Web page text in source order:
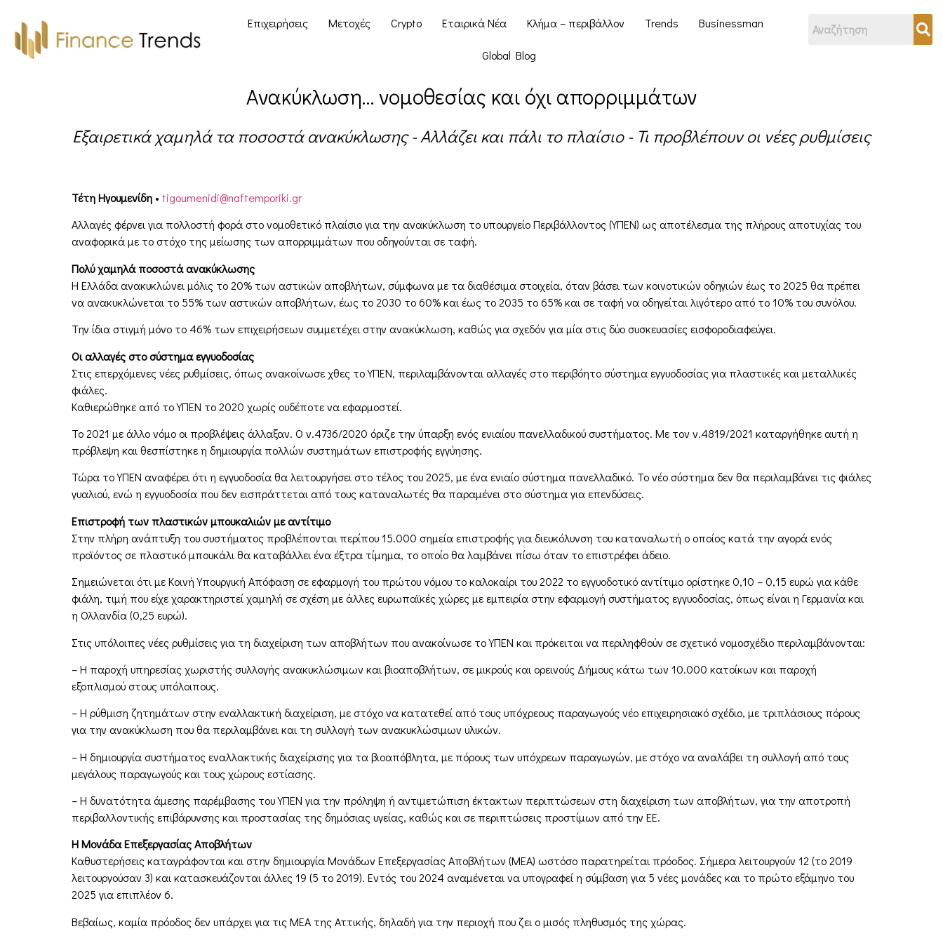
Επιχειρήσεις Μετοχές Crypto Εταιρικά Νέα Κλήμα – περιβάλλον Trends Businessman
Global Blog
Ανακύκλωση… νομοθεσίας και όχι απορριμμάτων
Εξαιρετικά χαμηλά τα ποσοστά ανακύκλωσης - Αλλάζει και πάλι το πλαίσιο - Τι προβλέπουν οι νέες ρυθμίσεις
Τέτη Ηγουμενίδη • tigoumenidi@naftemporiki.gr
Αλλαγές φέρνει για πολλοστή φορά στο νομοθετικό πλαίσιο για την ανακύκλωση το υπουργείο Περιβάλλοντος (ΥΠΕΝ) ως αποτέλεσμα της πλήρους αποτυχίας του
αναφορικά με το στόχο της μείωσης των απορριμμάτων που οδηγούνται σε ταφή.
Πολύ χαμηλά ποσοστά ανακύκλωσης
Η Ελλάδα ανακυκλώνει μόλις το 20% των αστικών αποβλήτων, σύμφωνα με τα διαθέσιμα στοιχεία, όταν βάσει των κοινοτικών οδηγιών έως το 2025 θα πρέπει
να ανακυκλώνεται το 55% των αστικών αποβλήτων, έως το 2030 το 60% και έως το 2035 το 65% και σε ταφή να οδηγείται λιγότερο από το 10% του συνόλου.
Την ίδια στιγμή μόνο το 46% των επιχειρήσεων συμμετέχει στην ανακύκλωση, καθώς για σχεδόν για μία στις δύο συσκευασίες εισφοροδιαφεύγει.
Οι αλλαγές στο σύστημα εγγυοδοσίας
Στις επερχόμενες νέες ρυθμίσεις, όπως ανακοίνωσε χθες το ΥΠΕΝ, περιλαμβάνονται αλλαγές στο περιβόητο σύστημα εγγυοδοσίας για πλαστικές και μεταλλικές
φιάλες.
Καθιερώθηκε από το ΥΠΕΝ το 2020 χωρίς ουδέποτε να εφαρμοστεί.
Το 2021 με άλλο νόμο οι προβλέψεις άλλαξαν. Ο ν.4736/2020 όριζε την ύπαρξη ενός ενιαίου πανελλαδικού συστήματος. Με τον ν.4819/2021 καταργήθηκε αυτή η
πρόβλεψη και θεσπίστηκε η δημιουργία πολλών συστημάτων επιστροφής εγγύησης.
Τώρα το ΥΠΕΝ αναφέρει ότι η εγγυοδοσία θα λειτουργήσει στο τέλος του 2025, με ένα ενιαίο σύστημα πανελλαδικό. Το νέο σύστημα δεν θα περιλαμβάνει τις φιάλες
γυαλιού, ενώ η εγγυοδοσία που δεν εισπράττεται από τους καταναλωτές θα παραμένει στο σύστημα για επενδύσεις.
Επιστροφή των πλαστικών μπουκαλιών με αντίτιμο
Στην πλήρη ανάπτυξη του συστήματος προβλέπονται περίπου 15.000 σημεία επιστροφής για διευκόλυνση του καταναλωτή ο οποίος κατά την αγορά ενός
προϊόντος σε πλαστικό μπουκάλι θα καταβάλλει ένα έξτρα τίμημα, το οποίο θα λαμβάνει πίσω όταν το επιστρέφει άδειο.
Σημειώνεται ότι με Κοινή Υπουργική Απόφαση σε εφαρμογή του πρώτου νόμου το καλοκαίρι του 2022 το εγγυοδοτικό αντίτιμο ορίστηκε 0,10 – 0,15 ευρώ για κάθε
φιάλη, τιμή που είχε χαρακτηριστεί χαμηλή σε σχέση με άλλες ευρωπαϊκές χώρες με εμπειρία στην εφαρμογή συστήματος εγγυοδοσίας, όπως είναι η Γερμανία και
η Ολλανδία (0,25 ευρώ).
Στις υπόλοιπες νέες ρυθμίσεις για τη διαχείριση των αποβλήτων που ανακοίνωσε το ΥΠΕΝ και πρόκειται να περιληφθούν σε σχετικό νομοσχέδιο περιλαμβάνονται:
– Η παροχή υπηρεσίας χωριστής συλλογής ανακυκλώσιμων και βιοαποβλήτων, σε μικρούς και ορεινούς Δήμους κάτω των 10.000 κατοίκων και παροχή
εξοπλισμού στους υπόλοιπους.
– Η ρύθμιση ζητημάτων στην εναλλακτική διαχείριση, με στόχο να κατατεθεί από τους υπόχρεους παραγωγούς νέο επιχειρησιακό σχέδιο, με τριπλάσιους πόρους
για την ανακύκλωση που θα περιλαμβάνει και τη συλλογή των ανακυκλώσιμων υλικών.
– Η δημιουργία συστήματος εναλλακτικής διαχείρισης για τα βιοαπόβλητα, με πόρους των υπόχρεων παραγωγών, με στόχο να αναλάβει τη συλλογή από τους
μεγάλους παραγωγούς και τους χώρους εστίασης.
– Η δυνατότητα άμεσης παρέμβασης του ΥΠΕΝ για την πρόληψη ή αντιμετώπιση έκτακτων περιπτώσεων στη διαχείριση των αποβλήτων, για την αποτροπή
περιβαλλοντικής επιβάρυνσης και προστασίας της δημόσιας υγείας, καθώς και σε περιπτώσεις προστίμων από την ΕΕ.
Η Μονάδα Επεξεργασίας Αποβλήτων
Καθυστερήσεις καταγράφονται και στην δημιουργία Μονάδων Επεξεργασίας Αποβλήτων (ΜΕΑ) ωστόσο παρατηρείται πρόοδος. Σήμερα λειτουργούν 12 (το 2019
λειτουργούσαν 3) και κατασκευάζονται άλλες 19 (5 το 2019). Εντός του 2024 αναμένεται να υπογραφεί η σύμβαση για 5 νέες μονάδες και το πρώτο εξάμηνο του
2025 για επιπλέον 6.
Βεβαίως, καμία πρόοδος δεν υπάρχει για τις ΜΕΑ της Αττικής, δηλαδή για την περιοχή που ζει ο μισός πληθυσμός της χώρας.